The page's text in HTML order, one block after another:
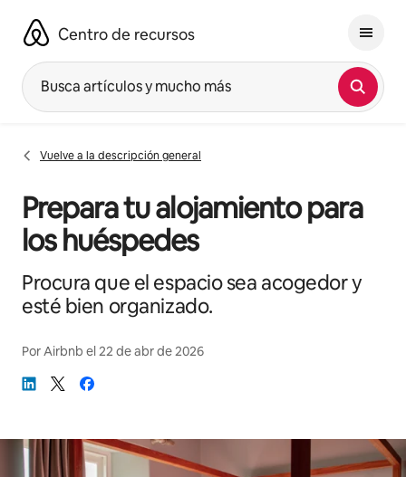
contenido Centro de recursos
Busca artículos y mucho más
Vuelve a la descripción general
Prepara tu alojamiento para
los huéspedes
Procura que el espacio sea acogedor y
esté bien organizado.
PorAirbnb el22 de abr de 2026